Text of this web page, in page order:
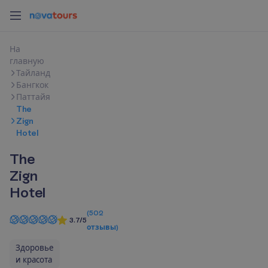
На
главную
Тайланд
Бангкок
Паттайя
The
Zign
Hotel
The
Zign
Hotel
3.7/5
(502
отзывы)
Здоровье
и красота